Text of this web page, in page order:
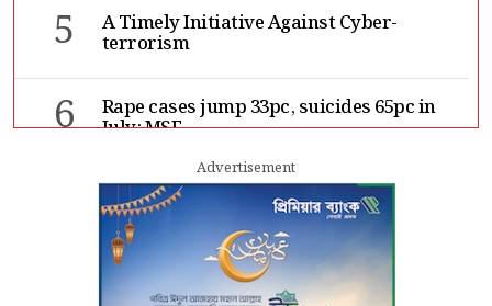
5 A Timely Initiative Against Cyber-
terrorism
6 Rape cases jump 33pc, suicides 65pc in
July: MSF
Sergio Gor, Dinesh Trivedi hold meeting
in Dhaka
Advertisement